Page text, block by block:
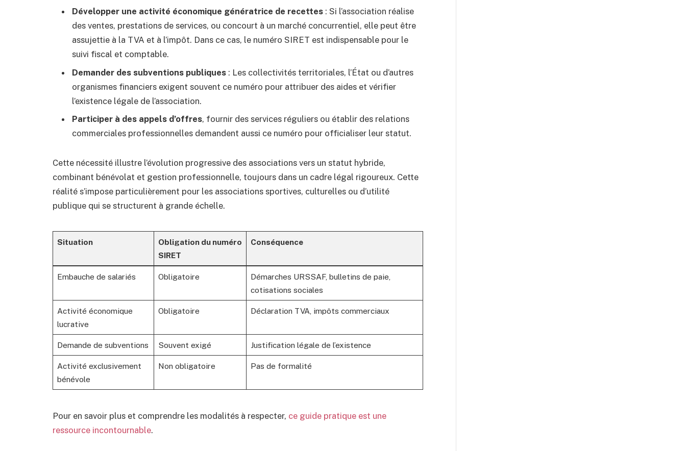
Développer une activité économique génératrice de recettes : Si l’association réalise
des ventes, prestations de services, ou concourt à un marché concurrentiel, elle peut être
assujettie à la TVA et à l’impôt. Dans ce cas, le numéro SIRET est indispensable pour le
suivi fiscal et comptable.
Demander des subventions publiques : Les collectivités territoriales, l’État ou d’autres
organismes financiers exigent souvent ce numéro pour attribuer des aides et vérifier
l’existence légale de l’association.
Participer à des appels d’offres, fournir des services réguliers ou établir des relations
commerciales professionnelles demandent aussi ce numéro pour officialiser leur statut.
Cette nécessité illustre l’évolution progressive des associations vers un statut hybride,
combinant bénévolat et gestion professionnelle, toujours dans un cadre légal rigoureux. Cette
réalité s’impose particulièrement pour les associations sportives, culturelles ou d’utilité
publique qui se structurent à grande échelle.
Situation
Obligation du numéro
SIRET
Conséquence
Embauche de salariés Obligatoire
Démarches URSSAF, bulletins de paie,
cotisations sociales
Activité économique
lucrative
Obligatoire Déclaration TVA, impôts commerciaux
Demande de subventions Souvent exigé Justification légale de l’existence
Activité exclusivement
bénévole
Non obligatoire Pas de formalité
Pour en savoir plus et comprendre les modalités à respecter, ce guide pratique est une
ressource incontournable.